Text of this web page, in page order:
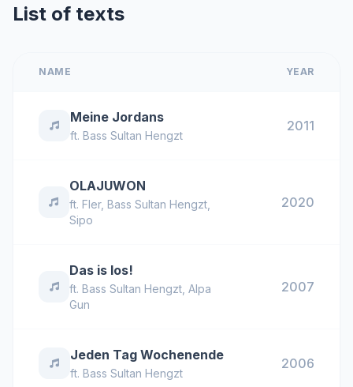
List of texts
NAME YEAR
Meine Jordans
ft. Bass Sultan Hengzt
2011
OLAJUWON
ft. Fler, Bass Sultan Hengzt,
Sipo
2020
Das is los!
ft.Bass Sultan Hengzt ,Alpa
Gun
2007
Jeden Tag Wochenende
ft. Bass Sultan Hengzt
2006